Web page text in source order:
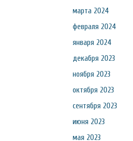
марта 2024
февраля 2024
января 2024
декабря 2023
ноября 2023
октября 2023
сентября 2023
июня 2023
мая 2023